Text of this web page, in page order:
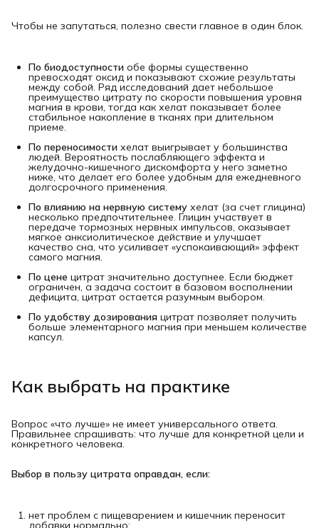
Чтобы не запутаться, полезно свести главное в один блок.
По биодоступности обе формы существенно
превосходят оксид и показывают схожие результаты
между собой. Ряд исследований дает небольшое
преимущество цитрату по скорости повышения уровня
магния в крови, тогда как хелат показывает более
стабильное накопление в тканях при длительном
приеме.
По переносимости хелат выигрывает у большинства
людей. Вероятность послабляющего эффекта и
желудочно-кишечного дискомфорта у него заметно
ниже, что делает его более удобным для ежедневного
долгосрочного применения.
По влиянию на нервную систему хелат (за счет глицина)
несколько предпочтительнее. Глицин участвует в
передаче тормозных нервных импульсов, оказывает
мягкое анксиолитическое действие и улучшает
качество сна, что усиливает «успокаивающий» эффект
самого магния.
По цене цитрат значительно доступнее. Если бюджет
ограничен, а задача состоит в базовом восполнении
дефицита, цитрат остается разумным выбором.
По удобству дозирования цитрат позволяет получить
больше элементарного магния при меньшем количестве
капсул.
Как выбрать на практике
Вопрос «что лучше» не имеет универсального ответа.
Правильнее спрашивать: что лучше для конкретной цели и
конкретного человека.
Выбор в пользу цитрата оправдан, если:
нет проблем с пищеварением и кишечник переносит
добавки нормально;